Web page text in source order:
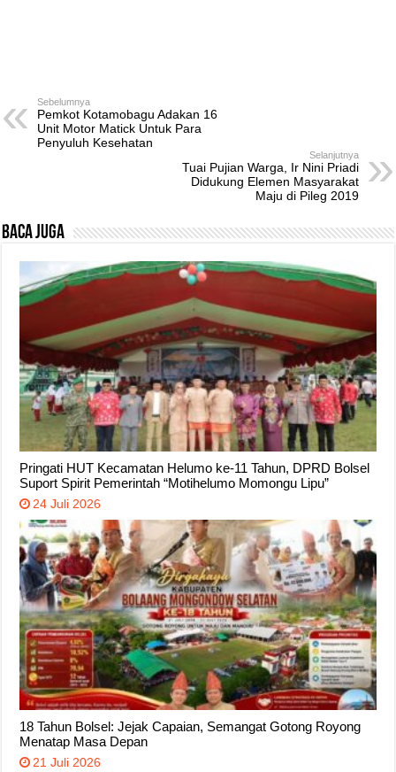
Sebelumnya
Pemkot Kotamobagu Adakan 16
Unit Motor Matick Untuk Para
Penyuluh Kesehatan
Selanjutnya
Tuai Pujian Warga, Ir Nini Priadi
Didukung Elemen Masyarakat
Maju di Pileg 2019
Baca Juga
Pringati HUT Kecamatan Helumo ke-11 Tahun, DPRD Bolsel
Suport Spirit Pemerintah “Motihelumo Momongu Lipu”
24 Juli 2026
18 Tahun Bolsel: Jejak Capaian, Semangat Gotong Royong
Menatap Masa Depan
21 Juli 2026